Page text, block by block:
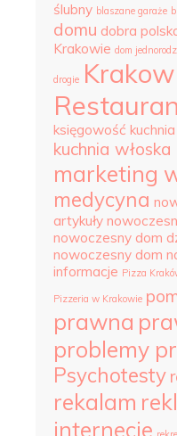
ślubny blaszane garaże
domu dobra
Krakowie dom
drogie Krakow
księgowość
kuchnia
marketing
medycyna
artykuły
nowoczesny dom
nowoczesny dom
informacje Pizza
Pizzeria w Krakowie
prawna
problemy
Psychotesty
rekalam
internecie